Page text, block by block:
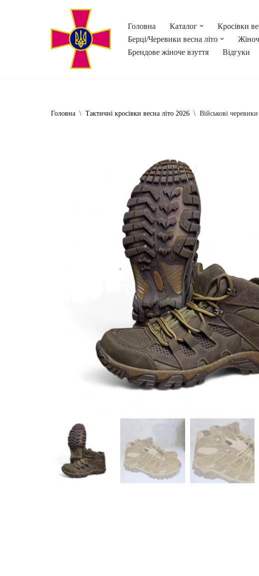
Головна Каталог Кросівки
Берці/Черевики весна літо
Брендове жіноче взуття
Відгуки
Головна \ Тактичні кросівки весна літо 2026 \ Військові